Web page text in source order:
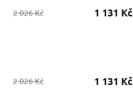
2 026 Kč 1 131 Kč
2 026 Kč 1 131 Kč